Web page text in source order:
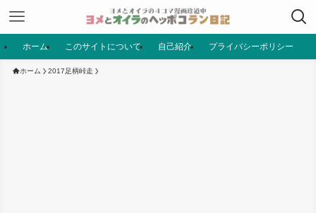
ホーム このサイトについて 自己紹介 プライバシーポリシー
ホーム 2017足柄峠走